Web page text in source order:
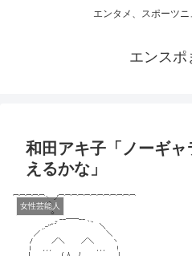
エンタメ、スポーツ
エンスポ
和田アキ子「ノーギャ
えるかな」
女性芸能人